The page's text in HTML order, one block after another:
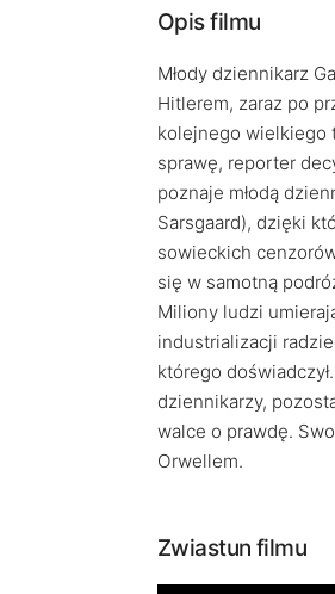
Opis filmu
Młody dziennikarz
Hitlerem, zaraz po
kolejnego wielkiego
sprawę, reporter
poznaje młodą
Sarsgaard), dzięki
sowieckich
się w samotną
Miliony ludzi
industrializacji
którego
dziennikarzy,
walce o prawdę.
Orwellem.
Zwiastun filmu